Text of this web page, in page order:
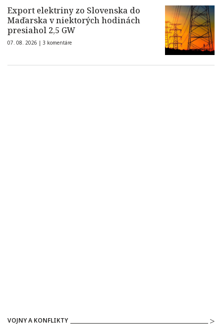
Export elektriny zo Slovenska do
Maďarska v niektorých hodinách
presiahol 2,5 GW
07. 08. 2026 | 3 komentáre
VOJNY A KONFLIKTY